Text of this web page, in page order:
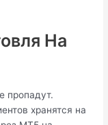
На
пропадут.
хранятся на